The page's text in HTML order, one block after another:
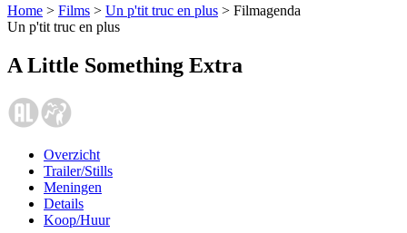
Home > Films > Un p'tit truc en plus > Filmagenda
Un p'tit truc en plus
A Little Something Extra
Overzicht
Trailer/Stills
Meningen
Details
Koop/Huur